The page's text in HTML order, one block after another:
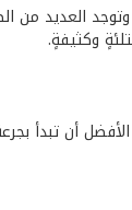
العديد من
وكثيفةٍ.
أن تبدأ